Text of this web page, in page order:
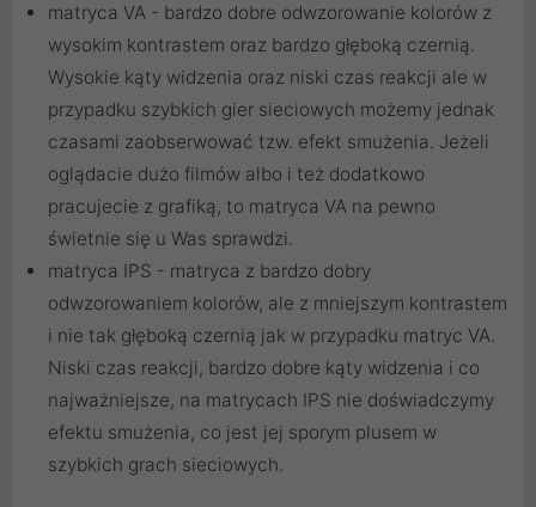
matryca VA - bardzo dobre odwzorowanie kolorów z
wysokim kontrastem oraz bardzo głęboką czernią.
Wysokie kąty widzenia oraz niski czas reakcji ale w
przypadku szybkich gier sieciowych możemy jednak
czasami zaobserwować tzw. efekt smużenia. Jeżeli
oglądacie dużo filmów albo i też dodatkowo
pracujecie z grafiką, to matryca VA na pewno
świetnie się u Was sprawdzi.
matryca IPS - matryca z bardzo dobry
odwzorowaniem kolorów, ale z mniejszym kontrastem
i nie tak głęboką czernią jak w przypadku matryc VA.
Niski czas reakcji, bardzo dobre kąty widzenia i co
najważniejsze, na matrycach IPS nie doświadczymy
efektu smużenia, co jest jej sporym plusem w
szybkich grach sieciowych.